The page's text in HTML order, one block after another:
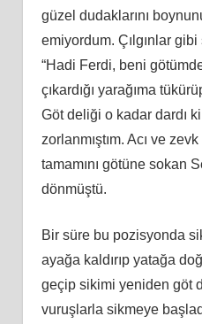
güzel dudaklarını
emiyordum. Çılgınlar
“Hadi Ferdi, beni
çıkardığı yarağıma
Göt deliği o kadar dardı
zorlanmıştım. Acı ve
tamamını götüne sokan
dönmüştü.
Bir süre bu pozisyonda
ayağa kaldırıp yatağa
geçip sikimi yeniden göt
vuruşlarla sikmeye